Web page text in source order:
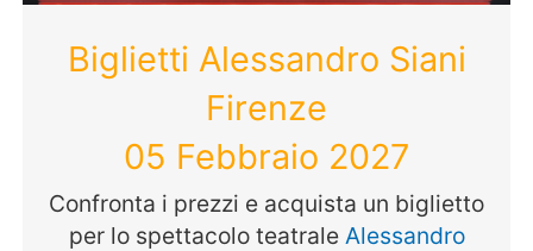
Biglietti Alessandro Siani
Firenze
05 Febbraio 2027
Confronta i prezzi e acquista un biglietto
per lo spettacolo teatrale Alessandro